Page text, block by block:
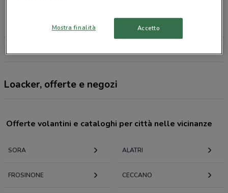
2.6 km
CHIUSO
Loacker, offerte e negozi
Offerte volantini e cataloghi per città nelle vicinanze
SORA ALATRI
FROSINONE CECCANO
Mostra finalità Accetto